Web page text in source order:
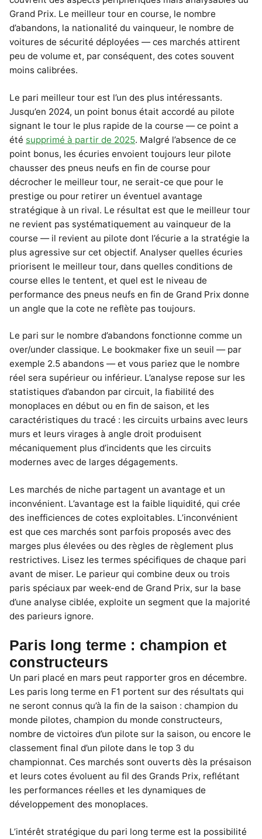
Grand Prix. Le meilleur tour en course, le nombre
d’abandons, la nationalité du vainqueur, le nombre de
voitures de sécurité déployées — ces marchés attirent
peu de volume et, par conséquent, des cotes souvent
moins calibrées.
Le pari meilleur tour est l’un des plus intéressants.
Jusqu’en 2024, un point bonus était accordé au pilote
signant le tour le plus rapide de la course — ce point a
été supprimé à partir de 2025. Malgré l’absence de ce
point bonus, les écuries envoient toujours leur pilote
chausser des pneus neufs en fin de course pour
décrocher le meilleur tour, ne serait-ce que pour le
prestige ou pour retirer un éventuel avantage
stratégique à un rival. Le résultat est que le meilleur tour
ne revient pas systématiquement au vainqueur de la
course — il revient au pilote dont l’écurie a la stratégie la
plus agressive sur cet objectif. Analyser quelles écuries
priorisent le meilleur tour, dans quelles conditions de
course elles le tentent, et quel est le niveau de
performance des pneus neufs en fin de Grand Prix donne
un angle que la cote ne reflète pas toujours.
Le pari sur le nombre d’abandons fonctionne comme un
over/under classique. Le bookmaker fixe un seuil — par
exemple 2.5 abandons — et vous pariez que le nombre
réel sera supérieur ou inférieur. L’analyse repose sur les
statistiques d’abandon par circuit, la fiabilité des
monoplaces en début ou en fin de saison, et les
caractéristiques du tracé : les circuits urbains avec leurs
murs et leurs virages à angle droit produisent
mécaniquement plus d’incidents que les circuits
modernes avec de larges dégagements.
Les marchés de niche partagent un avantage et un
inconvénient. L’avantage est la faible liquidité, qui crée
des inefficiences de cotes exploitables. L’inconvénient
est que ces marchés sont parfois proposés avec des
marges plus élevées ou des règles de règlement plus
restrictives. Lisez les termes spécifiques de chaque pari
avant de miser. Le parieur qui combine deux ou trois
paris spéciaux par week-end de Grand Prix, sur la base
d’une analyse ciblée, exploite un segment que la majorité
des parieurs ignore.
Paris long terme : champion et
constructeurs
Un pari placé en mars peut rapporter gros en décembre.
Les paris long terme en F1 portent sur des résultats qui
ne seront connus qu’à la fin de la saison : champion du
monde pilotes, champion du monde constructeurs,
nombre de victoires d’un pilote sur la saison, ou encore le
classement final d’un pilote dans le top 3 du
championnat. Ces marchés sont ouverts dès la présaison
et leurs cotes évoluent au fil des Grands Prix, reflétant
les performances réelles et les dynamiques de
développement des monoplaces.
L’intérêt stratégique du pari long terme est la possibilité